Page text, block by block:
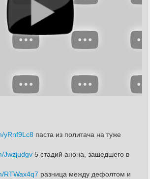
yRnf9Lc8 паста из политача на туже
Jwzjudgv 5 стадий анона, зашедшего в
RTWax4q7 разница между дефолтом и